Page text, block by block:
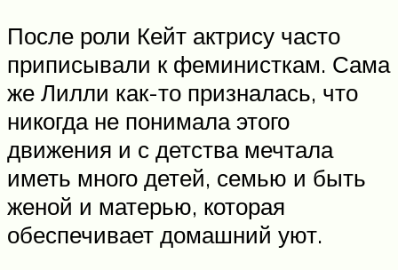
После роли Кейт актрису часто
приписывали к феминисткам. Сама
же Лилли как-то призналась, что
никогда не понимала этого
движения и с детства мечтала
иметь много детей, семью и быть
женой и матерью, которая
обеспечивает домашний уют.